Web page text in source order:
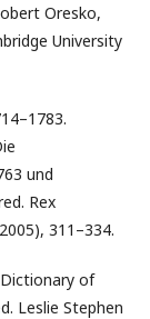
Oresko,
University
und
Rex
311–334.
Dictionary of
Leslie Stephen